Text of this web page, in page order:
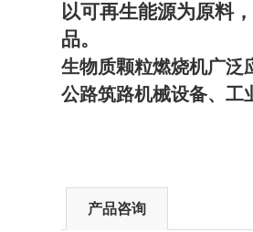
以可再生能源为原料
品。
生物质颗粒燃烧机广泛
公路筑路机械设备、工
产品咨询